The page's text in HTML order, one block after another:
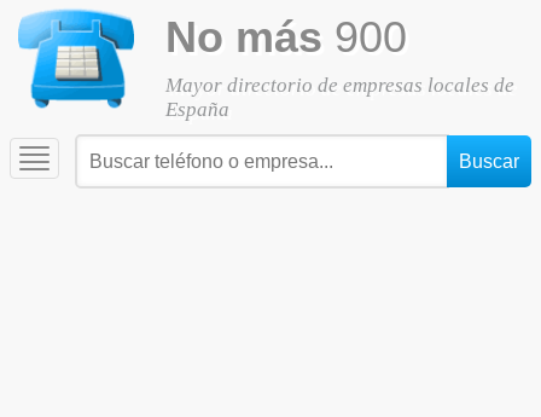
No más 900
Mayor directorio de empresas locales de
España
Toggle
navigation